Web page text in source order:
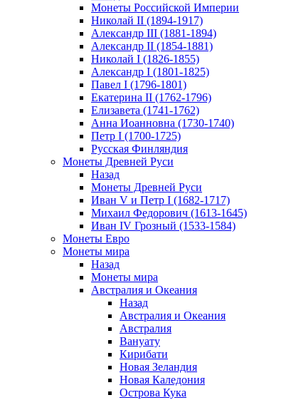
Монеты Российской Империи
Николай II (1894-1917)
Александр III (1881-1894)
Александр II (1854-1881)
Николай I (1826-1855)
Александр I (1801-1825)
Павел I (1796-1801)
Екатерина II (1762-1796)
Елизавета (1741-1762)
Анна Иоанновна (1730-1740)
Петр I (1700-1725)
Русская Финляндия
Монеты Древней Руси
Назад
Монеты Древней Руси
Иван V и Петр I (1682-1717)
Михаил Федорович (1613-1645)
Иван IV Грозный (1533-1584)
Монеты Евро
Монеты мира
Назад
Монеты мира
Австралия и Океания
Назад
Австралия и Океания
Австралия
Вануату
Кирибати
Новая Зеландия
Новая Каледония
Острова Кука